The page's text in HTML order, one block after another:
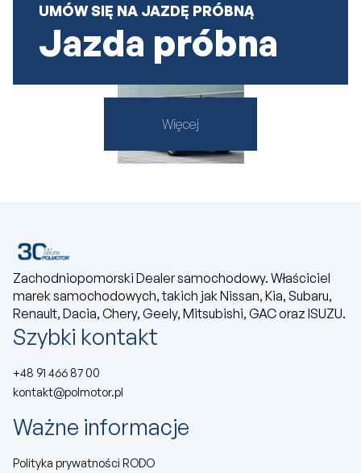
UMÓW SIĘ NA JAZDĘ PRÓBNĄ
Jazda próbna
Więcej
Zachodniopomorski Dealer samochodowy. Właściciel
marek samochodowych, takich jak Nissan, Kia, Subaru,
Renault, Dacia, Chery, Geely, Mitsubishi, GAC oraz ISUZU.
Szybki kontakt
+48 91 466 87 00
kontakt@polmotor.pl
Ważne informacje
Polityka prywatności RODO